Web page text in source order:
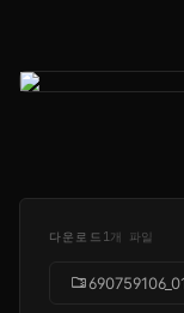
다운로드 1개 파일
folder_zip